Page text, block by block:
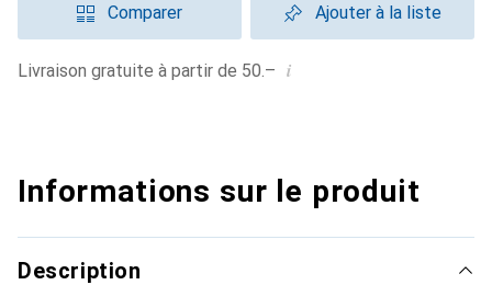
Comparer Ajouter à la liste
Livraison gratuite à partir de 50.– i
Informations sur le produit
Description